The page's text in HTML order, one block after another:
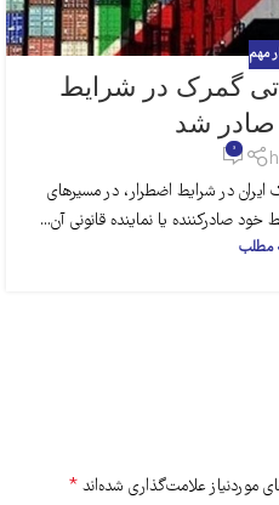
مهم
گمرک در شرایط
صادر شد
0
در شرایط اضطرار، در مسیرهای
صادرکننده یا نماینده قانونی آن...
مطلب
موردنیاز علامت‌گذاری شده‌اند *